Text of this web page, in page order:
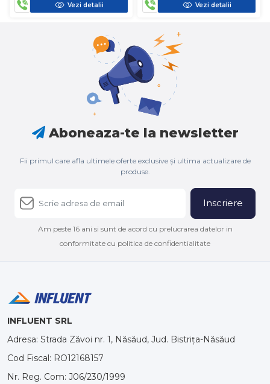
Vezi detalii Vezi detalii
Aboneaza-te la newsletter
Fii primul care afla ultimele oferte exclusive și ultima actualizare de
produse.
Inscriere
Am peste 16 ani si sunt de acord cu prelucrarea datelor in
conformitate cu politica de confidentialitate
INFLUENT SRL
Adresa: Strada Zăvoi nr. 1, Năsăud, Jud. Bistrița-Năsăud
Cod Fiscal: RO12168157
Nr. Reg. Com: J06/230/1999